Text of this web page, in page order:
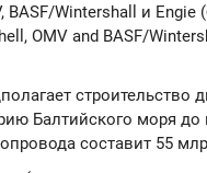
BASF/Wintershall и
OMV and BASF/
строительство
Балтийского моря
составит 55